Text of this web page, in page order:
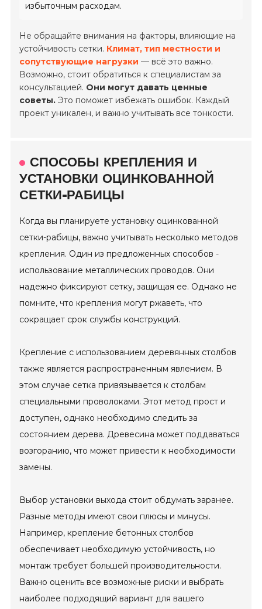
избыточным расходам.
Не обращайте внимания на факторы, влияющие на
устойчивость сетки. Климат, тип местности и
сопутствующие нагрузки — всё это важно.
Возможно, стоит обратиться к специалистам за
консультацией. Они могут давать ценные
советы. Это поможет избежать ошибок. Каждый
проект уникален, и важно учитывать все тонкости.
СПОСОБЫ КРЕПЛЕНИЯ И
УСТАНОВКИ ОЦИНКОВАННОЙ
СЕТКИ-РАБИЦЫ
Когда вы планируете установку оцинкованной
сетки-рабицы, важно учитывать несколько методов
крепления. Один из предложенных способов -
использование металлических проводов. Они
надежно фиксируют сетку, защищая ее. Однако не
помните, что крепления могут ржаветь, что
сокращает срок службы конструкций.
Крепление с использованием деревянных столбов
также является распространенным явлением. В
этом случае сетка привязывается к столбам
специальными проволоками. Этот метод прост и
доступен, однако необходимо следить за
состоянием дерева. Древесина может поддаваться
возгоранию, что может привести к необходимости
замены.
Выбор установки выхода стоит обдумать заранее.
Разные методы имеют свои плюсы и минусы.
Например, крепление бетонных столбов
обеспечивает необходимую устойчивость, но
монтаж требует большей производительности.
Важно оценить все возможные риски и выбрать
наиболее подходящий вариант для вашего